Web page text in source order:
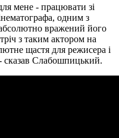
мене - працювати зі
одним з
вражений його
з таким актором на
щастя для режисера і
сказав Слабошпицький.